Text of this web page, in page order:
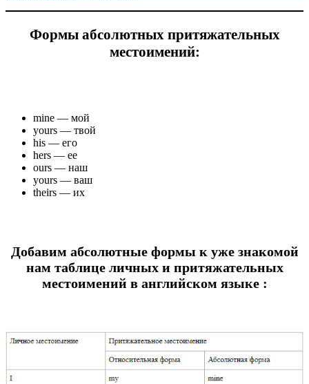
Формы абсолютных притяжательных
местоимений:
mine — мой
yours — твой
his — его
hers — ее
ours — наш
yours — ваш
theirs — их
Добавим абсолютные формы к уже знакомой
нам таблице личных и притяжательных
местоимений в английском языке :